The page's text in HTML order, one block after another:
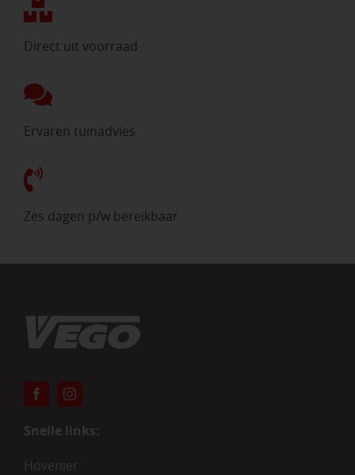
Direct uit voorraad
Ervaren tuinadvies
Zes dagen p/w bereikbaar
Snelle links:
Hovenier